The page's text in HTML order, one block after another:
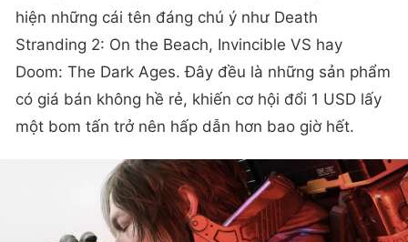
hiện những cái tên đáng chú ý như Death
Stranding 2: On the Beach, Invincible VS hay
Doom: The Dark Ages. Đây đều là những sản phẩm
có giá bán không hề rẻ, khiến cơ hội đổi 1 USD lấy
một bom tấn trở nên hấp dẫn hơn bao giờ hết.